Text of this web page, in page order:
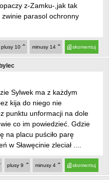
z-Zamku-,jak tak
parasol ochronny
skomentuj
minusy 14
plusy 10
Sylwek ma z każdym
kija do niego nie
punktu unformacji na dole
co im powiedzieć. Gdzie
na placu puściło parę
w Sławęcinie zleciał ....
skomentuj
minusy 4
plusy 9